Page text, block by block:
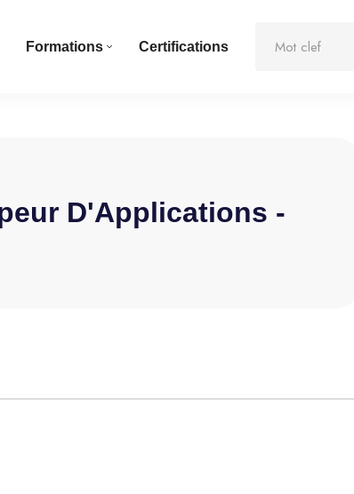
Formations Certifications
D'Applications -